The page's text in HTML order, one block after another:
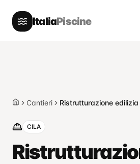
ItaliaPiscine
HomeCantieri
CILA